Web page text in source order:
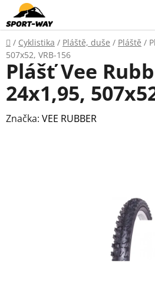
Přejít
na
obsah
Domů
/ Cyklistika / Pláště, duše / Pláště /
507x52, VRB-156
Plášť Vee
24x1,95,
Značka: VEE RUBBER